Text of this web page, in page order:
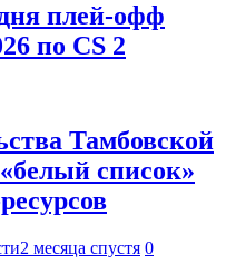
плей-офф
по CS 2
Тамбовской
список»
2 месяца спустя 0